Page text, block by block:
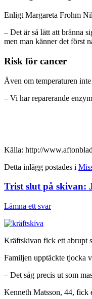
Enligt Margareta Frohm
– Det är så lätt att bränna
men man känner det först
Risk för cancer
Även om temperaturen
– Vi har reparerande
Källa: http://
Detta inlägg postades i
Trist slut på skivan:
Lämna ett svar
Kräftskivan fick ett abrupt
Familjen upptäckte tjocka
– Det såg precis ut som
Kenneth Matsson, 44, fick